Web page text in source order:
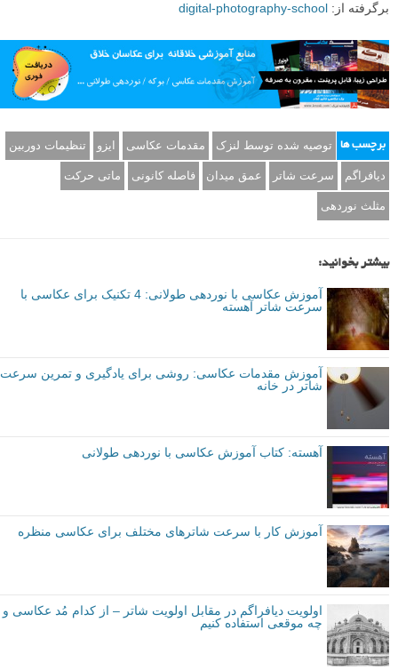
برگرفته از: digital-photography-school
برچسب ها توصیه شده توسط لنزک مقدمات عکاسی ایزو تنظیمات دوربین
دیافراگم سرعت شاتر عمق میدان فاصله کانونی ماتی حرکت
مثلث نوردهی
بیشتر بخوانید:
آموزش عکاسی با نوردهی طولانی: 4 تکنیک برای عکاسی با
سرعت شاتر آهسته
آموزش مقدمات عکاسی: روشی برای یادگیری و تمرین سرعت
شاتر در خانه
آهسته: کتاب آموزش عکاسی با نوردهی طولانی
آموزش کار با سرعت شاترهای مختلف برای عکاسی منظره
اولویت دیافراگم در مقابل اولویت شاتر – از کدام مُد عکاسی و
چه موقعی استفاده کنیم